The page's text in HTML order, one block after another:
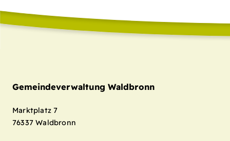
Gemeindeverwaltung Waldbronn
Marktplatz 7
76337 Waldbronn